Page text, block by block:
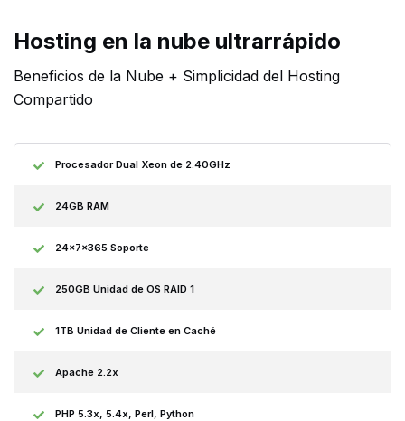
Hosting en la nube ultrarrápido
Beneficios de la Nube + Simplicidad del Hosting
Compartido
Procesador Dual Xeon de 2.40GHz
24GB RAM
24x7x365 Soporte
250GB Unidad de OS RAID 1
1TB Unidad de Cliente en Caché
Apache 2.2x
PHP 5.3x, 5.4x, Perl, Python